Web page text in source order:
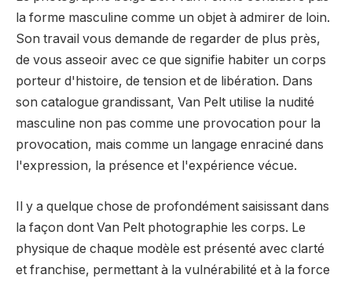
la forme masculine comme un objet à admirer de loin.
Son travail vous demande de regarder de plus près,
de vous asseoir avec ce que signifie habiter un corps
porteur d'histoire, de tension et de libération. Dans
son catalogue grandissant, Van Pelt utilise la nudité
masculine non pas comme une provocation pour la
provocation, mais comme un langage enraciné dans
l'expression, la présence et l'expérience vécue.
Il y a quelque chose de profondément saisissant dans
la façon dont Van Pelt photographie les corps. Le
physique de chaque modèle est présenté avec clarté
et franchise, permettant à la vulnérabilité et à la force